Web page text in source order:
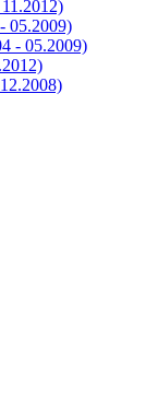
05.2009)
- 05.2009)